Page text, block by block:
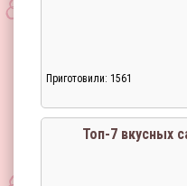
Приготовили: 1561
Топ-7 вкусных